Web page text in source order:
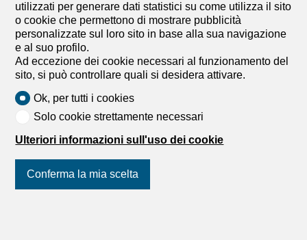
Verbier, 1936 Verbier
Da convenire
Chalet Sonalon
Situato su un pendio soleggiato a sud-est a 1800 metri di
altitudine, il Chalet Sonalon offre una vista panoramica
nel 1976 e completamente ristrutturato nell’ottobre 2025,
questo chalet combina il fascino alpino tradizionale con il
pavimenti in rovere, finiture in legno di pino cembro, una
cucina moderna, bagni completamente rinnovati con
attrezzature Axor, nonché un isolamento, un impianto
utilizzati per generare dati statistici su come utilizza il sito
o cookie che permettono di mostrare pubblicità
personalizzate sul loro sito in base alla sua navigazione
e al suo profilo.
Ad eccezione dei cookie necessari al funzionamento del
sito, si può controllare quali si desidera attivare.
Ok, per tutti i cookies
Solo cookie strettamente necessari
Ulteriori informazioni sull'uso dei cookie
Conferma la mia scelta